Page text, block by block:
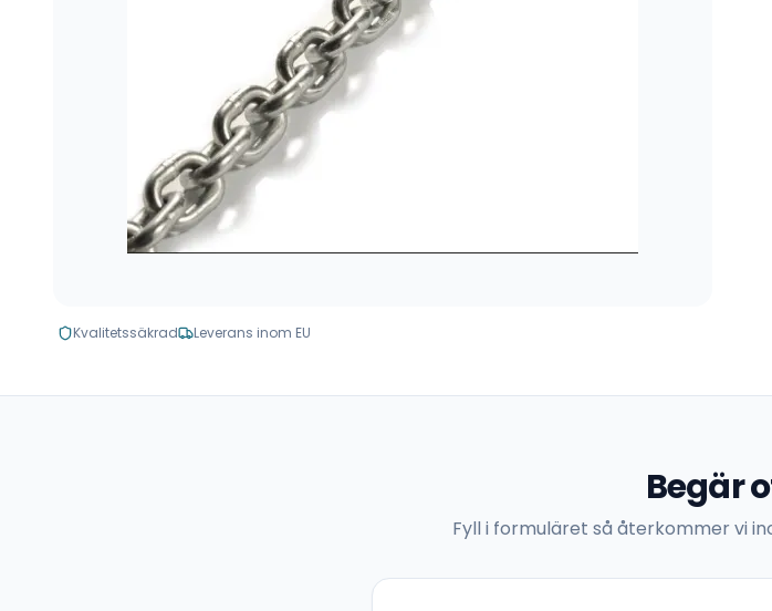
Kvalitetssäkrad Leverans inom EU
Begär
Fyll i formuläret så återkommer vi